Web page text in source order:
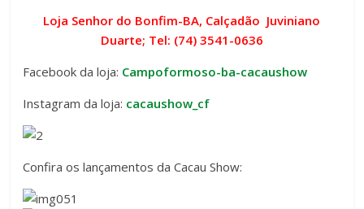
Loja Senhor do Bonfim-BA, Calçadão Juviniano
Duarte; Tel: (74) 3541-0636
Facebook da loja: Campoformoso-ba-cacaushow
Instagram da loja: cacaushow_cf
Confira os lançamentos da Cacau Show: